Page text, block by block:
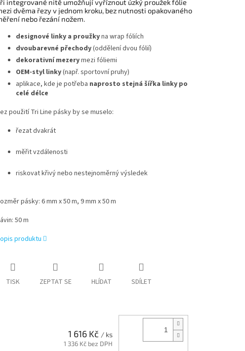
integrované nitě umožňují vyříznout úzký proužek fólie
dvěma řezy v jednom kroku, bez nutnosti opakovaného
nebo řezání nožem.
designové linky a proužkyna wrap fóliích
dvoubarevné přechody(oddělení dvou fólií)
dekorativní mezerymezi fóliemi
OEM-styl linky(např. sportovní pruhy)
aplikace, kde je potřeba naprosto stejná šířka linky po
celé délce
použití Tri Line pásky by se muselo:
řezat dvakrát
měřit vzdálenosti
riskovat křivý nebo nestejnoměrný výsledek
pásky: 6 mm x 50 m, 9 mm x 50 m
50 m
produktu
TISK ZEPTAT SE HLÍDAT SDÍLET
1 616 Kč / ks
1 336 Kč bez DPH